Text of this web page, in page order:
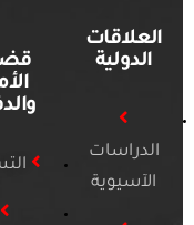
العلاقات
الدولية
الدراسات
الآسيوية